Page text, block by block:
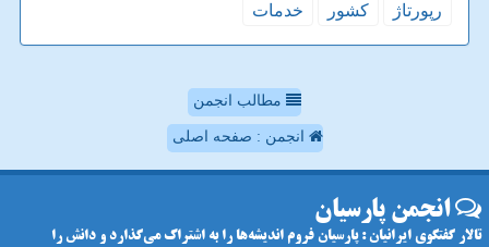
رپورتاژ
كشور خدمات
مطالب انجمن
انجمن : صفحه اصلی
انجمن پارسیان
تالار گفتگوی ایرانیان : پارسیان فروم اندیشه‌ها را به اشتراک می‌گذارد و دانش را